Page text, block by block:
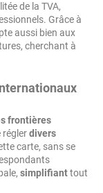
de la TVA,
Grâce à
aussi bien aux
cherchant à
frontières
réglerdivers
carte, sans se
simplifianttout